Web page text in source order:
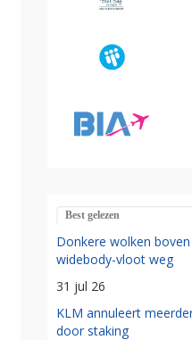
Best gelezen
Donkere wolken
widebody-vloot weg
31 jul 26
KLM annuleert
door staking